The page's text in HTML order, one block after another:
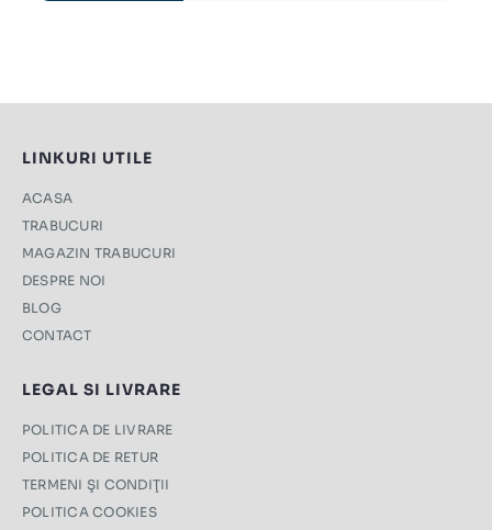
LINKURI UTILE
ACASA
TRABUCURI
MAGAZIN TRABUCURI
DESPRE NOI
BLOG
CONTACT
LEGAL SI LIVRARE
POLITICA DE LIVRARE
POLITICA DE RETUR
TERMENI ŞI CONDIŢII
POLITICA COOKIES